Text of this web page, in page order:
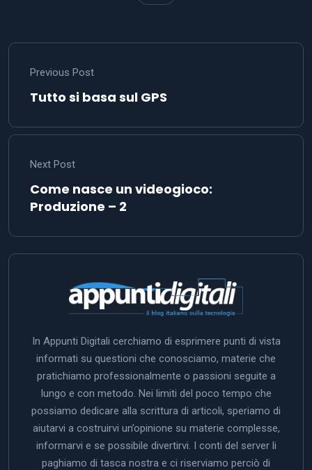
Previous Post
Tutto si basa sul GPS
Next Post
Come nasce un videogioco:
Produzione – 2
In Appunti Digitali cerchiamo di esprimere punti di vista
informati su questioni che conosciamo, materie che
pratichiamo professionalmente o passioni seguite a
lungo e con metodo. Nei limiti del poco tempo che
possiamo dedicare alla scrittura di articoli, speriamo di
aiutarvi a costruirvi un’opinione su materie complesse,
informarvi e se possibile divertirvi. I conti del server li
paghiamo di tasca nostra e ci riserviamo perciò di